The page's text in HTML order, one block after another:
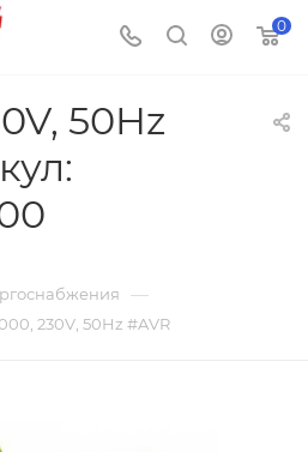
0
50Hz
—
230V, 50Hz #AVR